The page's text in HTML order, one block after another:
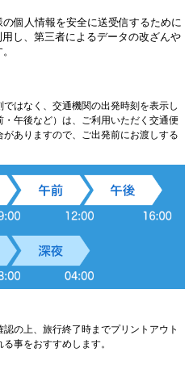
の個人情報を安全に送受信するために
し、第三者によるデータの改ざんや
はなく、交通機関の出発時刻を表示し
午後など）は、ご利用いただく交通便
ありますので、ご出発前にお渡しする
の上、旅行終了時までプリントアウト
事をおすすめします。